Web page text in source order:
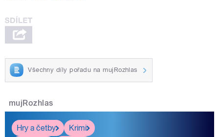
Všechny díly pořadu na mujRozhlas
mujRozhlas
Hry a četby
Krimi